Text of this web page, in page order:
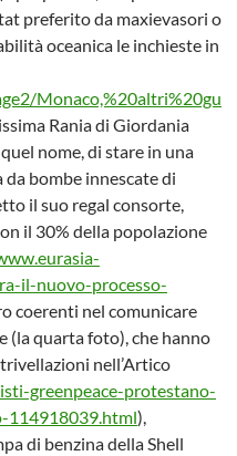
preferito da maxievasori o
oceanica le inchieste in
Monaco,%20altri%20gu
Rania di Giordania
nome, di stare in una
bombe innescate di
il suo regal consorte,
il 30% della popolazione
il-nuovo-processo-
coerenti nel comunicare
(la quarta foto), che hanno
nell’Artico
greenpeace-protestano-
114918039.html),
di benzina della Shell